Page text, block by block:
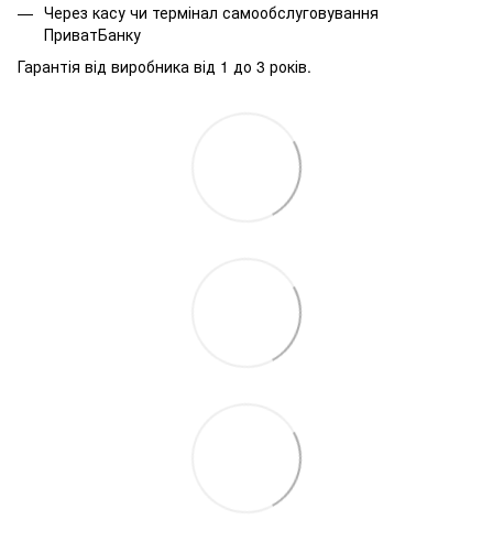
Через касу чи термінал самообслуговування
ПриватБанку
Гарантія від виробника від 1 до 3 років.